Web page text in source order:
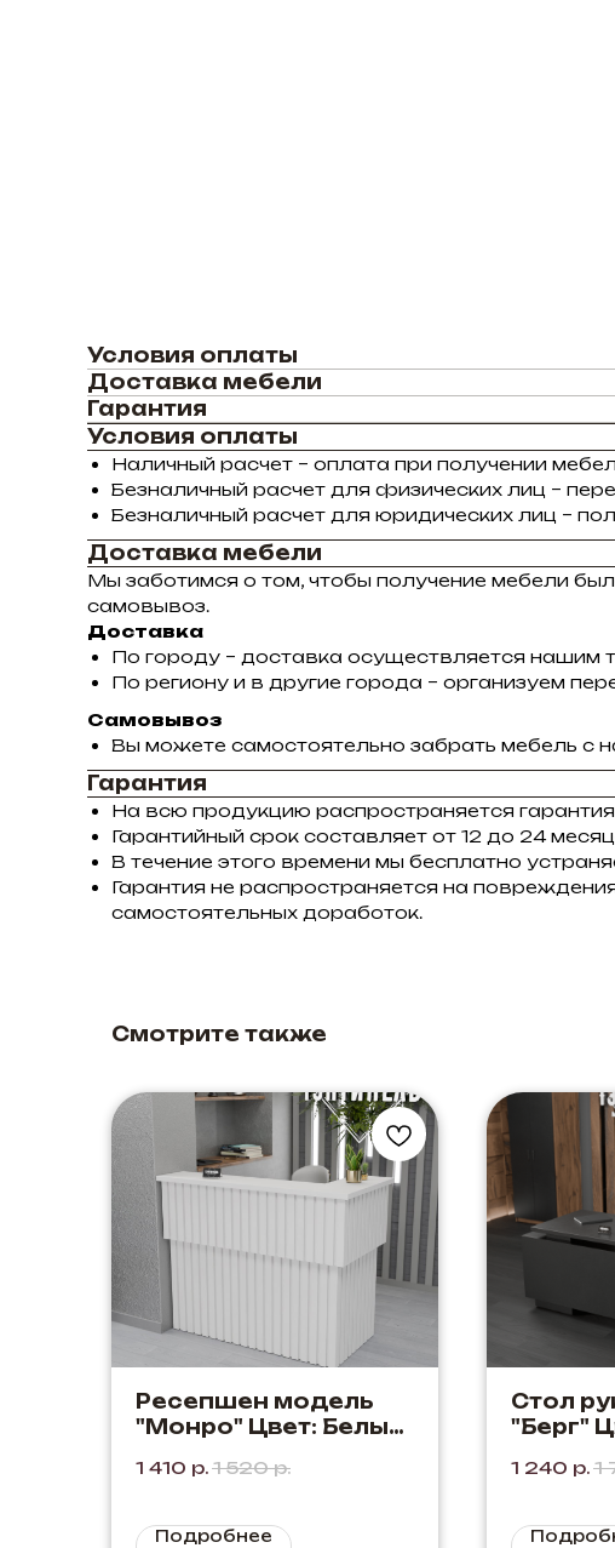
Условия оплаты
Доставка мебели
Гарантия
Условия оплаты
Наличный расчет – оплата при получении
Безналичный расчет для физических лиц –
Безналичный расчет для юридических лиц –
Доставка мебели
Мы заботимся о том, чтобы получение мебели
самовывоз.
Доставка
По городу – доставка осуществляется нашим
По региону и в другие города – организуем
Самовывоз
Вы можете самостоятельно забрать мебель с
Гарантия
На всю продукцию распространяется
Гарантийный срок составляет от 12 до 24
В течение этого времени мы бесплатно
Гарантия не распространяется на
самостоятельных доработок.
Смотрите также
Ресепшен модель
"Монро" Цвет: Белый
1 410 р. 1 520 р.
Подробнее
Стол
"Берг"
1 240 р. 1